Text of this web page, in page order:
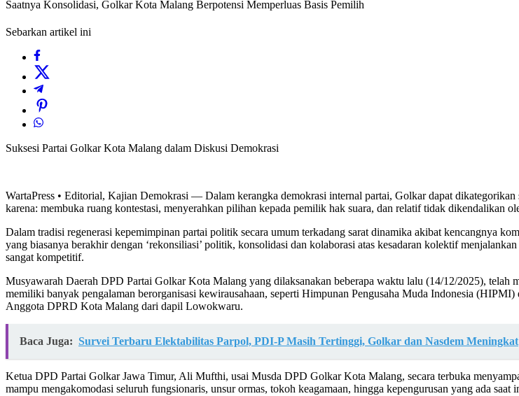
Saatnya Konsolidasi, Golkar Kota Malang Berpotensi Memperluas Basis Pemilih
Sebarkan artikel ini
Suksesi Partai Golkar Kota Malang dalam Diskusi Demokrasi
WartaPress • Editorial, Kajian Demokrasi — Dalam kerangka demokrasi internal partai, Golkar dapat
karena: membuka ruang kontestasi, menyerahkan pilihan kepada pemilik hak suara, dan relatif tidak dikendalikan
Dalam tradisi regenerasi kepemimpinan partai politik secara umum terkadang sarat dinamika akibat kencangnya
yang biasanya berakhir dengan ‘rekonsiliasi’ politik, konsolidasi dan kolaborasi atas kesadaran kolektif
sangat kompetitif.
Musyawarah Daerah DPD Partai Golkar Kota Malang yang dilaksanakan beberapa waktu lalu (14/12/2025),
memiliki banyak pengalaman berorganisasi kewirausahaan, seperti Himpunan Pengusaha Muda Indonesia
Anggota DPRD Kota Malang dari dapil Lowokwaru.
Baca Juga: Survei Terbaru Elektabilitas Parpol, PDI-P Masih Tertinggi, Golkar dan Nasdem Meningkat
Ketua DPD Partai Golkar Jawa Timur, Ali Mufthi, usai Musda DPD Golkar Kota Malang, secara terbuka
mampu mengakomodasi seluruh fungsionaris, unsur ormas, tokoh keagamaan, hingga kepengurusan yang ada saat